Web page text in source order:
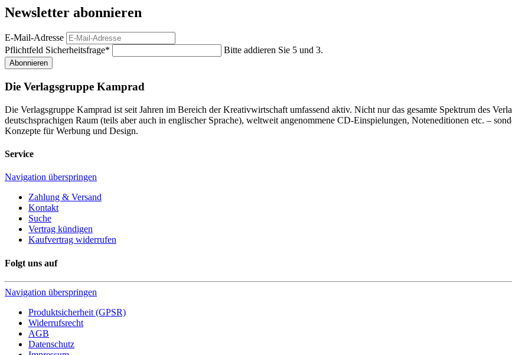
Newsletter abonnieren
E-Mail-Adresse
Pflichtfeld Sicherheitsfrage* Bitte addieren Sie 5 und 3.
Abonnieren
Die Verlagsgruppe Kamprad
Die Verlagsgruppe Kamprad ist seit Jahren im Bereich der Kreativwirtschaft umfassend aktiv. Nicht nur das gesamte Spektrum des
deutschsprachigen Raum (teils aber auch in englischer Sprache), weltweit angenommene CD-Einspielungen, Noteneditionen etc. –
Konzepte für Werbung und Design.
Service
Navigation überspringen
Zahlung & Versand
Kontakt
Suche
Vertrag kündigen
Kaufvertrag widerrufen
Folgt uns auf
Navigation überspringen
Produktsicherheit (GPSR)
Widerrufsrecht
AGB
Datenschutz